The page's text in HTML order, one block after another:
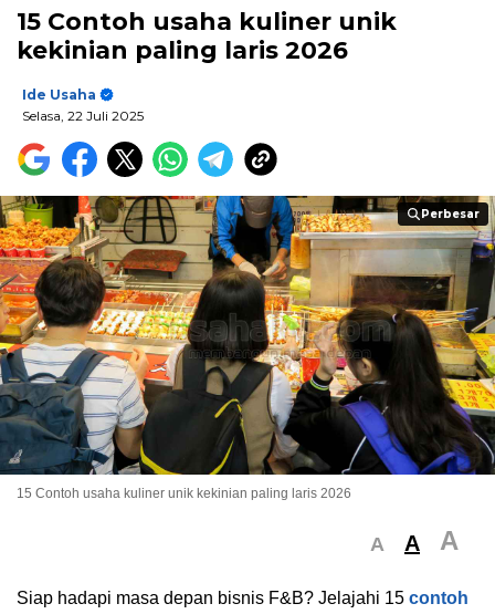
15 Contoh usaha kuliner unik
kekinian paling laris 2026
Ide Usaha
Selasa, 22 Juli 2025
Perbesar
Perbesar
15 Contoh usaha kuliner unik kekinian paling laris 2026
A A A
Siap hadapi masa depan bisnis F&B? Jelajahi 15 contoh